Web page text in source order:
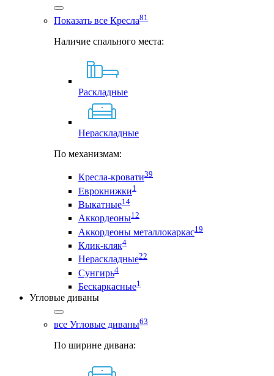
Показать все Кресла81
Наличие спального места:
Раскладные
Нераскладные
По механизмам:
Кресла-кровати39
Еврокнижки1
Выкатные14
Аккордеоны12
Аккордеоны металлокаркас19
Клик-кляк4
Нераскладные22
Сунгирь4
Бескаркасные1
Угловые диваны
все Угловые диваны63
По ширине дивана: